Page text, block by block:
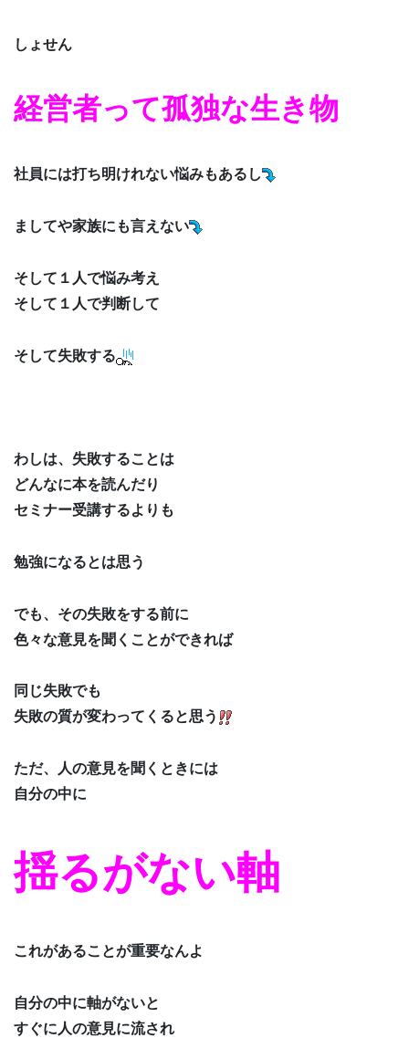
しょせん
経営者って孤独な生き物
社員には打ち明けれない悩みもあるし
ましてや家族にも言えない
そして１人で悩み考え
そして１人で判断して
そして失敗する
わしは、失敗することは
どんなに本を読んだり
セミナー受講するよりも
勉強になるとは思う
でも、その失敗をする前に
色々な意見を聞くことができれば
同じ失敗でも
失敗の質が変わってくると思う
ただ、人の意見を聞くときには
自分の中に
揺るがない軸
これがあることが重要なんよ
自分の中に軸がないと
すぐに人の意見に流され